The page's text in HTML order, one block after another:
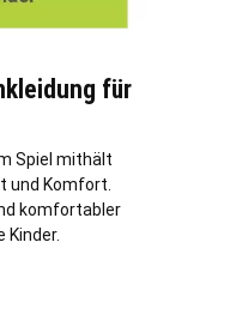
für
Spiel mithält
und Komfort.
komfortabler
Kinder.